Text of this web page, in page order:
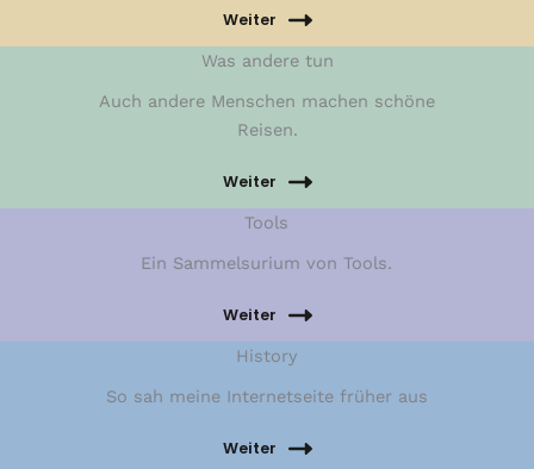
Weiter
Was andere tun
Auch andere Menschen machen schöne
Reisen.
Weiter
Tools
Ein Sammelsurium von Tools.
Weiter
History
So sah meine Internetseite früher aus
Weiter